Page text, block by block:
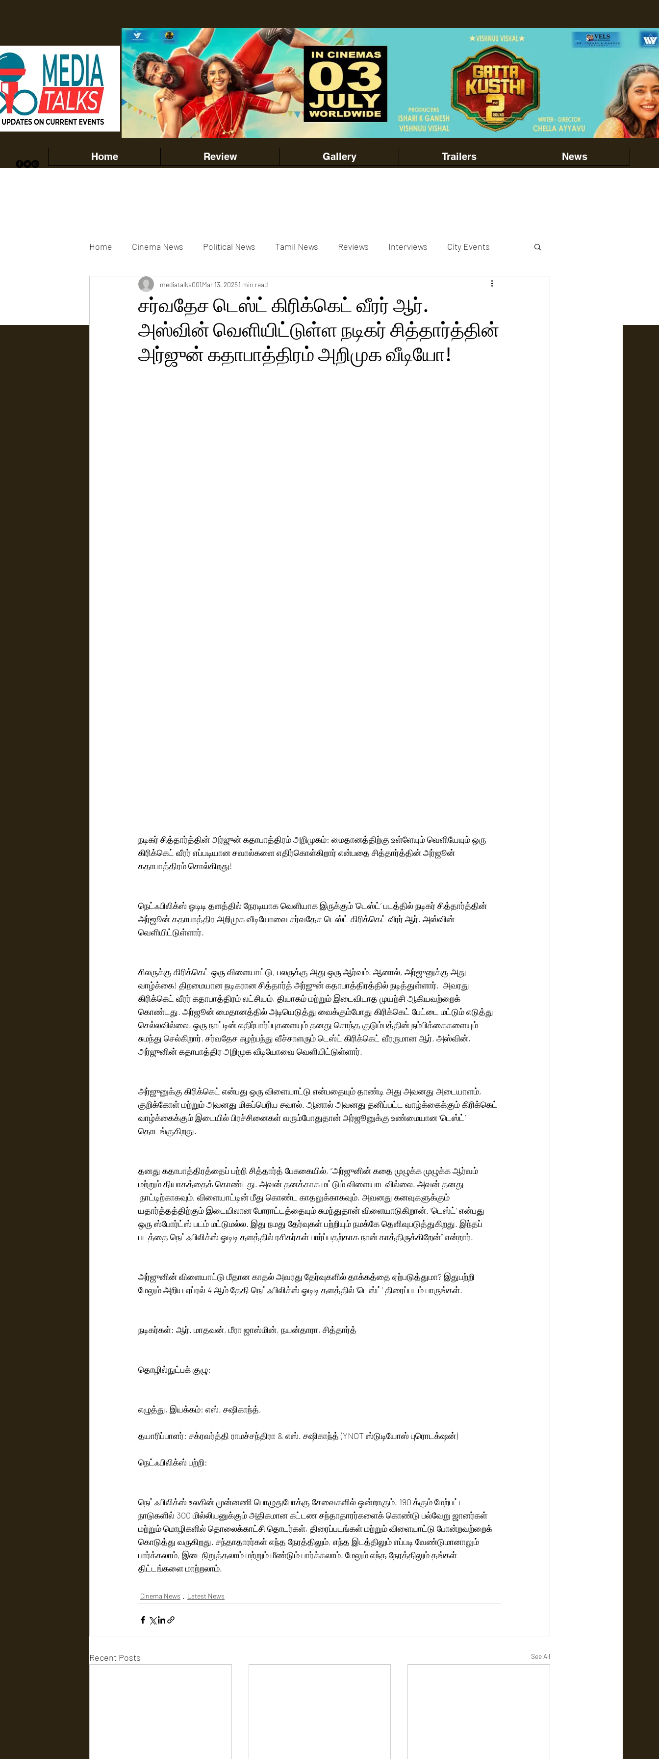
Home Review Gallery Trailers News
Home Cinema News Political News Tamil News Reviews Interviews City Events
Movies Gallery Actress Gallery Events Gallery actors gallery
சர்வதேச டெஸ்ட் கிரிக்கெட் வீரர் ஆர்.
அஸ்வின் வெளியிட்டுள்ள நடிகர் சித்தார்த்தின்
அர்ஜுன் கதாபாத்திரம் அறிமுக வீடியோ!
mediatalks001Mar 13, 20251 min read
நடிகர் சித்தார்த்தின் அர்ஜுன் கதாபாத்திரம் அறிமுகம்: மைதானத்திற்கு உள்ளேயும் வெளியேயும் ஒரு
கிரிக்கெட் வீரர் எப்படியான சவால்களை எதிர்கொள்கிறார் என்பதை சித்தார்த்தின் அர்ஜூன்
கதாபாத்திரம் சொல்கிறது!
நெட்ஃபிலிக்ஸ் ஓடிடி தளத்தில் நேரடியாக வெளியாக இருக்கும் ’டெஸ்ட்’ படத்தில் நடிகர் சித்தார்த்தின்
அர்ஜூன் கதாபாத்திர அறிமுக வீடியோவை சர்வதேச டெஸ்ட் கிரிக்கெட் வீரர் ஆர். அஸ்வின்
வெளியிட்டுள்ளார்.
சிலருக்கு கிரிக்கெட் ஒரு விளையாட்டு, பலருக்கு அது ஒரு ஆர்வம். ஆனால், அர்ஜுனுக்கு அது
வாழ்க்கை! திறமையான நடிகரான சித்தார்த் அர்ஜுன் கதாபாத்திரத்தில் நடித்துள்ளார்.  அவரது
கிரிக்கெட் வீரர் கதாபாத்திரம் லட்சியம், தியாகம் மற்றும் இடைவிடாத முயற்சி ஆகியவற்றைக்
கொண்டது. அர்ஜூன் மைதானத்தில் அடியெடுத்து வைக்கும்போது கிரிக்கெட் பேட்டை மட்டும் எடுத்து
செல்லவில்லை. ஒரு நாட்டின் எதிர்பார்ப்புகளையும் தனது சொந்த குடும்பத்தின் நம்பிக்கைகளையும்
சுமந்து செல்கிறார். சர்வதேச சுழற்பந்து வீச்சாளரும் டெஸ்ட் கிரிக்கெட் வீரருமான ஆர். அஸ்வின்,
அர்ஜுனின் கதாபாத்திர அறிமுக வீடியோவை வெளியிட்டுள்ளார்.
அர்ஜுனுக்கு கிரிக்கெட் என்பது ஒரு விளையாட்டு என்பதையும் தாண்டி அது அவனது அடையாளம்,
குறிக்கோள் மற்றும் அவனது மிகப்பெரிய சவால். ஆனால் அவனது தனிப்பட்ட வாழ்க்கைக்கும் கிரிக்கெட்
வாழ்க்கைக்கும் இடையில் பிரச்சினைகள் வரும்போதுதான் அர்ஜூனுக்கு உண்மையான ‘டெஸ்ட்’
தொடங்குகிறது.
தனது கதாபாத்திரத்தைப் பற்றி சித்தார்த் பேசுகையில், “அர்ஜுனின் கதை முழுக்க முழுக்க ஆர்வம்
மற்றும் தியாகத்தைக் கொண்டது. அவன் தனக்காக மட்டும் விளையாடவில்லை. அவன் தனது
நாட்டிற்காகவும், விளையாட்டின் மீது கொண்ட காதலுக்காகவும், அவனது கனவுகளுக்கும்
யதார்த்தத்திற்கும் இடையிலான போராட்டத்தையும் சுமந்துதான் விளையாடுகிறான். ’டெஸ்ட்’ என்பது
ஒரு ஸ்போர்ட்ஸ் படம் மட்டுமல்ல. இது நமது தேர்வுகள் பற்றியும் நமக்கே தெளிவுபடுத்துகிறது. இந்தப்
படத்தை நெட்ஃபிலிக்ஸ் ஓடிடி தளத்தில் ரசிகர்கள் பார்ப்பதற்காக நான் காத்திருக்கிறேன்” என்றார்.
அர்ஜுனின் விளையாட்டு மீதான காதல் அவரது தேர்வுகளில் தாக்கத்தை ஏற்படுத்துமா? இதுபற்றி
மேலும் அறிய ஏப்ரல் 4 ஆம் தேதி நெட்ஃபிலிக்ஸ் ஓடிடி தளத்தில் ’டெஸ்ட்’ திரைப்படம் பாருங்கள்.
நடிகர்கள்: ஆர். மாதவன், மீரா ஜாஸ்மின், நயன்தாரா, சித்தார்த்
தொழில்நுட்பக் குழு:
எழுத்து, இயக்கம்: எஸ். சஷிகாந்த்,
தயாரிப்பாளர்: சக்ரவர்த்தி ராமச்சந்திரா & எஸ். சஷிகாந்த் (YNOT ஸ்டுடியோஸ் புரொடக்‌ஷன்)
நெட்ஃபிலிக்ஸ் பற்றி:
நெட்ஃபிலிக்ஸ் உலகின் முன்னணி பொழுதுபோக்கு சேவைகளில் ஒன்றாகும். 190 க்கும் மேற்பட்ட
நாடுகளில் 300 மில்லியனுக்கும் அதிகமான கட்டண சந்தாதாரர்களைக் கொண்டு பல்வேறு ஜானர்கள்
மற்றும் மொழிகளில் தொலைக்காட்சி தொடர்கள், திரைப்படங்கள் மற்றும் விளையாட்டு போன்றவற்றைக்
கொடுத்து வருகிறது. சந்தாதாரர்கள் எந்த நேரத்திலும், எந்த இடத்திலும் எப்படி வேண்டுமானாலும்
பார்க்கலாம், இடைநிறுத்தலாம் மற்றும் மீண்டும் பார்க்கலாம். மேலும் எந்த நேரத்திலும் தங்கள்
திட்டங்களை மாற்றலாம்.
Cinema News Latest News
Recent Posts See All